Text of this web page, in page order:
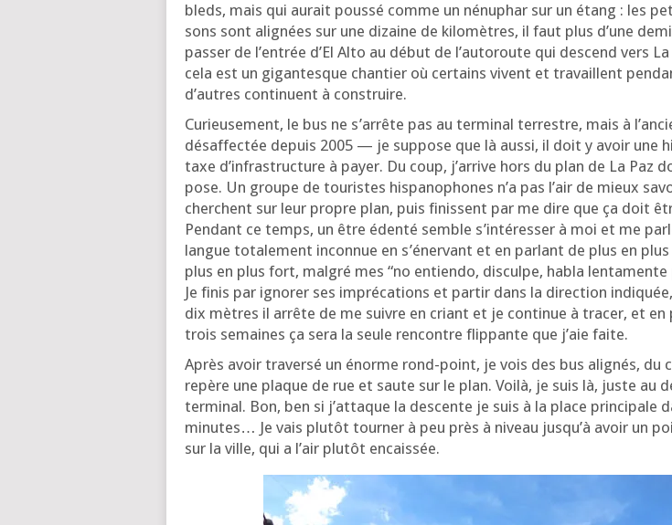
bleds, mais qui aurait pous­sé comme un nénu­phar sur un étang : les
sons sont ali­gnées sur une dizaine de kilo­mètres, il faut plus d’une
pas­ser de l’en­trée d’El Alto au début de l’au­to­route qui des­cend vers
cela est un gigan­tesque chan­tier où cer­tains vivent et tra­vaillent
d’autres conti­nuent à construire.
Curieu­se­ment, le bus ne s’ar­rête pas au ter­mi­nal ter­restre, mais à
désaf­fec­tée depuis 2005 — je sup­pose que là aus­si, il doit y avoir une
taxe d’in­fra­struc­ture à payer. Du coup, j’ar­rive hors du plan de La Paz
pose. Un groupe de tou­ristes his­pa­no­phones n’a pas l’air de mieux
cherchent sur leur propre plan, puis finissent par me dire que ça doit
Pen­dant ce temps, un être éden­té semble s’in­té­res­ser à moi et me
langue tota­le­ment incon­nue en s’é­ner­vant et en par­lant de plus en
plus en plus fort, mal­gré mes “no entien­do, dis­culpe, habla len­ta­mente
Je finis par igno­rer ses impré­ca­tions et par­tir dans la direc­tion
dix mètres il arrête de me suivre en criant et je conti­nue à tra­cer, et en
trois semaines ça sera la seule ren­contre flip­pante que j’aie faite.
Après avoir tra­ver­sé un énorme rond-point, je vois des bus ali­gnés, du
repère une plaque de rue et saute sur le plan. Voi­là, je suis là, juste au
ter­mi­nal. Bon, ben si j’at­taque la des­cente je suis à la place prin­ci­pale
minutes… Je vais plu­tôt tour­ner à peu près à niveau jus­qu’à avoir un
sur la ville, qui a l’air plu­tôt encaissée.